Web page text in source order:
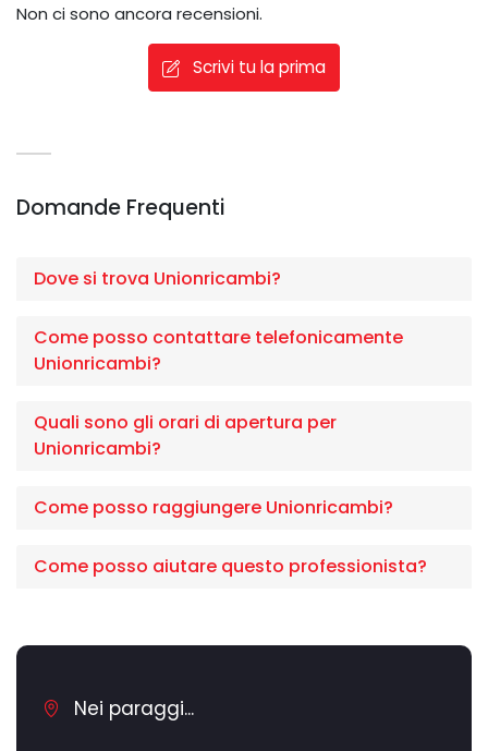
Non ci sono ancora recensioni.
Scrivi tu la prima
Domande Frequenti
Dove si trova Unionricambi?
Come posso contattare telefonicamente
Unionricambi?
Quali sono gli orari di apertura per
Unionricambi?
Come posso raggiungere Unionricambi?
Come posso aiutare questo professionista?
Nei paraggi...